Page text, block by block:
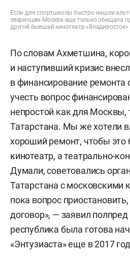
Если для спортшколы быстро нашли
зверинцем Москва еще только обещала
другой бывший кинотеатр «Владивосток»
По словам Ахметшина,
и наступивший кризис
в финансирование ремонта
учесть вопрос
непростой как для Москвы,
Татарстана. Мы же хотели
хороший ремонт, чтобы это
кинотеатр, а театрально-
Думали, советовались
Татарстана с московскими
пока вопрос
договор», — заявил
республика была готова
«Энтузиаста» еще в 2017